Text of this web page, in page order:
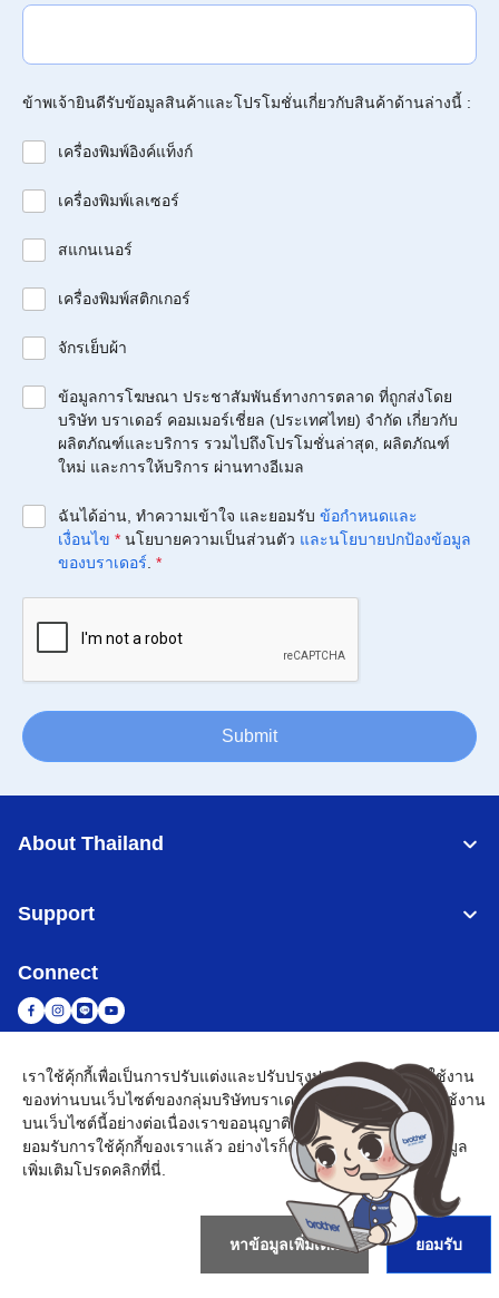
ข้าพเจ้ายินดีรับข้อมูลสินค้าและโปรโมชั่นเกี่ยวกับสินค้าด้านล่างนี้ :
เครื่องพิมพ์อิงค์แท็งก์
เครื่องพิมพ์เลเซอร์
สแกนเนอร์
เครื่องพิมพ์สติกเกอร์
จักรเย็บผ้า
ข้อมูลการโฆษณา ประชาสัมพันธ์ทางการตลาด ที่ถูกส่งโดย
บริษัท บราเดอร์ คอมเมอร์เชี่ยล (ประเทศไทย) จำกัด เกี่ยวกับ
ผลิตภัณฑ์และบริการ รวมไปถึงโปรโมชั่นล่าสุด, ผลิตภัณฑ์
ใหม่ และการให้บริการ ผ่านทางอีเมล
ฉันได้อ่าน, ทำความเข้าใจ และยอมรับ ข้อกำหนดและ
เงื่อนไข * นโยบายความเป็นส่วนตัว และนโยบายปกป้องข้อมูล
ของบราเดอร์ *
Submit
About Thailand
Support
Connect
Thailand เครือข่าย Brother ทั่วโลก
นโยบายความเป็นส่วนตัว เงื่อนไขการใช้งาน แผนผังเว็บไซต์ ไปที่โกลบอลไซต์
BROTHER COMMERCIAL (THAILAND) LTD. All Rights
เราใช้คุ้กกี้เพื่อเป็นการปรับแต่งและปรับปรุงประสบการณ์การใช้งาน
ของท่านบนเว็บไซต์ของกลุ่มบริษัทบราเดอร์ โดยหากท่านมีการใช้งาน
บนเว็บไซต์นี้อย่างต่อเนื่องเราขออนุญาติเข้าใจว่าท่านได้ทำการ
ยอมรับการใช้คุ้กกี้ของเราแล้ว อย่างไรก็ตามหากท่านต้องการข้อมูล
เพิ่มเติมโปรดคลิกที่นี่
หาข้อมูลเพิ่มเติม ยอมรับ